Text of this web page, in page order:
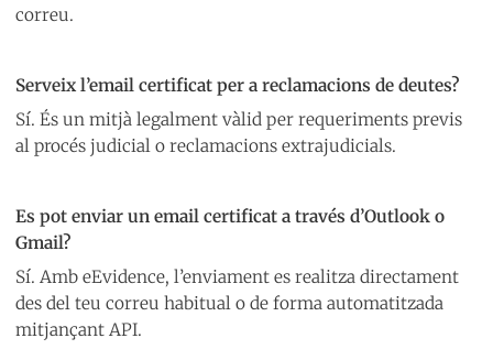
correu.
Serveix l’email certificat per a reclamacions de deutes?
Sí. És un mitjà legalment vàlid per requeriments previs
al procés judicial o reclamacions extrajudicials.
Es pot enviar un email certificat a través d’Outlook o
Gmail?
Sí. Amb eEvidence, l’enviament es realitza directament
des del teu correu habitual o de forma automatitzada
mitjançant API.